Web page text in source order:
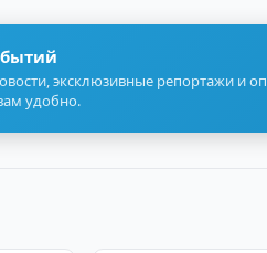
эксклюзивные репортажи и
удобно.